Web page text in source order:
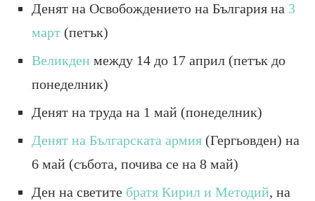
Денят на Освобождението на България на 3
март (петък)
Великден между 14 до 17 април (петък до
понеделник)
Денят на труда на 1 май (понеделник)
Денят на Българската армия (Гергьовден) на
6 май (събота, почива се на 8 май)
Ден на светите братя Кирил и Методий, на